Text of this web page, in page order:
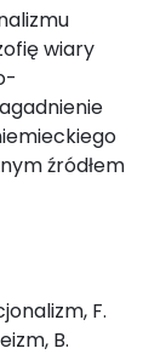
wiary
źródłem
F.
B.